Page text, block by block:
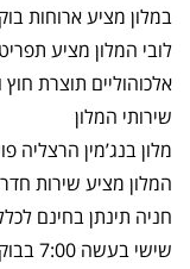
במלון מציע ארוחות
לובי המלון מציע
אלכוהוליים תוצרת
שירותי המלון
מלון בנג’מין הרצליה פועל 24 שעות ביממה 7
המלון מציע שירות חדרים
חניה תינתן בחינם